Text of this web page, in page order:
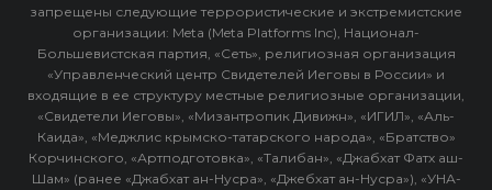
запрещены следующие террористические и экстремистские
организации: Meta (Meta Platforms Inc), Национал-
Большевистская партия, «Сеть», религиозная организация
«Управленческий центр Свидетелей Иеговы в России» и
входящие в ее структуру местные религиозные организации,
«Свидетели Иеговы», «Мизантропик Дивижн», «ИГИЛ», «Аль-
Каида», «Меджлис крымско-татарского народа», «Братство»
Корчинского, «Артподготовка», «Талибан», «Джабхат Фатх аш-
Шам» (ранее «Джабхат ан-Нусра», «Джебхат ан-Нусра»), «УНА-